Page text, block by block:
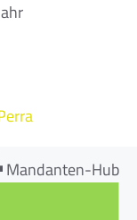
Mandanten-Hub